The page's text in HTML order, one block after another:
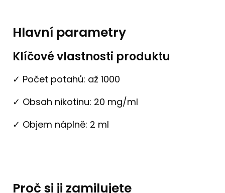
Hlavní parametry
Klíčové vlastnosti produktu
✓ Počet potahů: až 1000
✓ Obsah nikotinu: 20 mg/ml
✓ Objem náplně: 2 ml
Proč si ji zamilujete